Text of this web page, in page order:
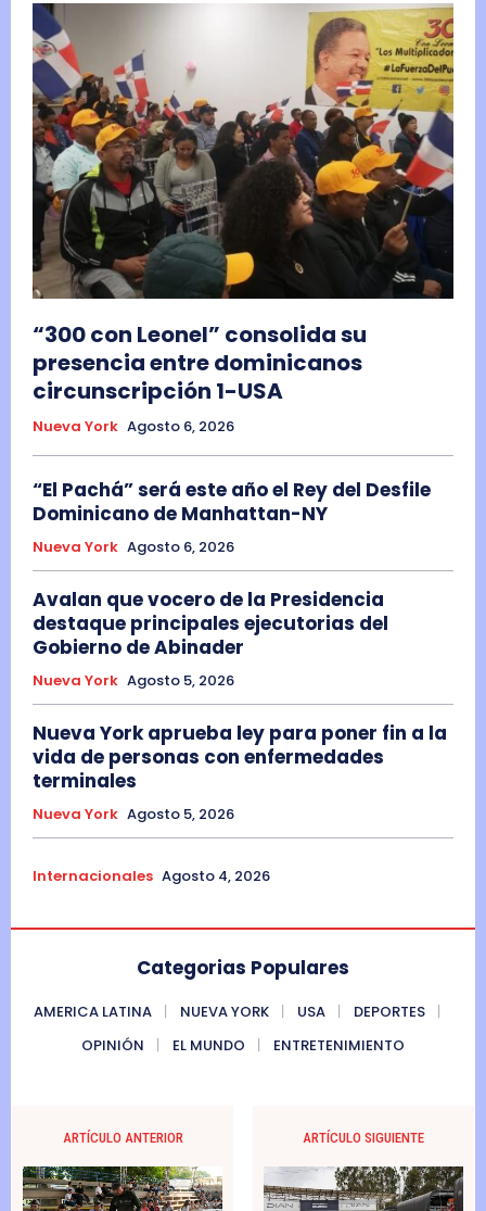
“300 con Leonel” consolida su
presencia entre dominicanos
circunscripción 1-USA
Nueva York Agosto 6, 2026
“El Pachá” será este año el Rey del Desfile
Dominicano de Manhattan-NY
Nueva York Agosto 6, 2026
Avalan que vocero de la Presidencia
destaque principales ejecutorias del
Gobierno de Abinader
Nueva York Agosto 5, 2026
Nueva York aprueba ley para poner fin a la
vida de personas con enfermedades
terminales
Nueva York Agosto 5, 2026
Internacionales Agosto 4, 2026
Categorias Populares
AMERICA LATINA NUEVA YORK USA
DEPORTES
OPINIÓN
EL MUNDO ENTRETENIMIENTO
ARTÍCULO ANTERIOR ARTÍCULO SIGUIENTE